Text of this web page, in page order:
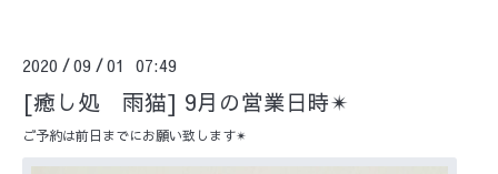
2020 /09 /01 07:49
[癒し処 雨猫] 9月の営業日時✴︎
ご予約は前日までにお願い致します✴︎